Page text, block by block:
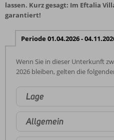
lassen. Kurz gesagt: Im Eftalia
garantiert!
Periode 01.04.2026 -
Wenn Sie in dieser Unterkunft
2026 bleiben, gelten die
Lage
Allgemein